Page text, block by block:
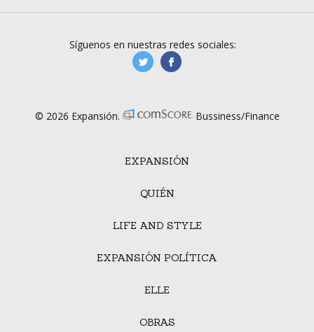
EXPANSIÓN
QUIÉN
LIFE AND STYLE
EXPANSIÓN POLÍTICA
ELLE
OBRAS
Síguenos en nuestras redes sociales:
manufacturaGE
© 2026 Expansión. Bussiness/Finance